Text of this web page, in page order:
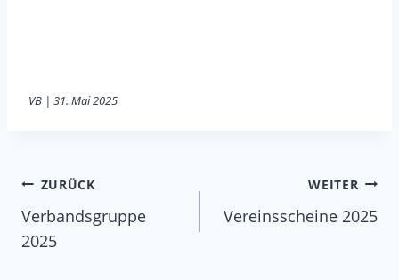
VB | 31. Mai 2025
Beitragsnavigation
ZURÜCK
Verbandsgruppe
2025
WEITER
Vereinsscheine 2025